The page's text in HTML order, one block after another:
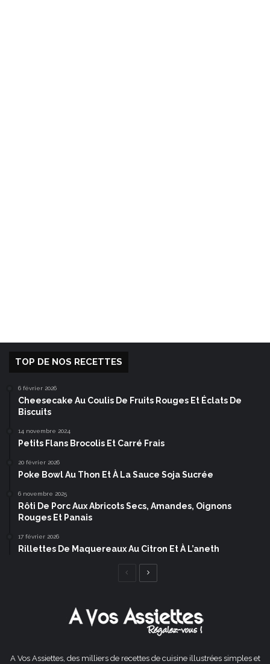
TOP DE NOS RECETTES
6 février 2026
Cheesecake Au Coulis De Fruits Rouges Et Éclats De
Biscuits
14 novembre 2024
Petits Flans Brocolis Et Carré Frais
20 février 2026
Poke Bowl Au Thon Et À La Sauce Soja Sucrée
6 novembre 2025
Rôti De Porc Aux Abricots Secs, Amandes, Oignons
Rouges Et Panais
17 février 2026
Rillettes De Maquereaux Au Citron Et À L’aneth
Page
A Vos Assiettes, des milliers de recettes de cuisine illustrées simples et